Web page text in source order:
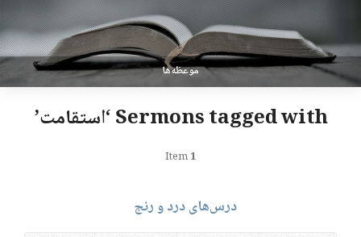
موعظه‌ها
Sermons tagged with ‘استقامت’
1
درس‌های درد و رنج